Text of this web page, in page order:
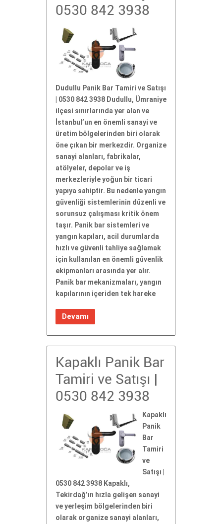
0530 842 3938
Dudullu Panik Bar Tamiri ve Satışı
| 0530 842 3938 Dudullu, Ümraniye
ilçesi sınırlarında yer alan ve
İstanbul’un en önemli sanayi ve
üretim bölgelerinden biri olarak
öne çıkan bir merkezdir. Organize
sanayi alanları, fabrikalar,
atölyeler, depolar ve iş
merkezleriyle yoğun bir ticari
yapıya sahiptir. Bu nedenle yangın
güvenliği sistemlerinin düzenli ve
sorunsuz çalışması kritik önem
taşır. Panik bar sistemleri ve
yangın kapıları, acil durumlarda
hızlı ve güvenli tahliye sağlamak
için kullanılan en önemli güvenlik
ekipmanları arasında yer alır.
Panik bar mekanizmaları, yangın
kapılarının içeriden tek hareke
Devamı
Kapaklı Panik Bar
Tamiri ve Satışı |
0530 842 3938
Kapaklı
Panik
Bar
Tamiri
ve
Satışı |
0530 842 3938 Kapaklı,
Tekirdağ’ın hızla gelişen sanayi
ve yerleşim bölgelerinden biri
olarak organize sanayi alanları,